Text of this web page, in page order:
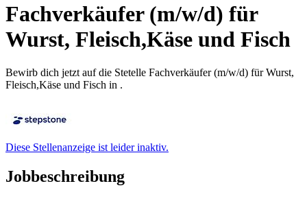
Fachverkäufer (m/w/d) für
Wurst, Fleisch,Käse und Fisch
Bewirb dich jetzt auf die Stetelle Fachverkäufer (m/w/d) für Wurst,
Fleisch,Käse und Fisch in .
Diese Stellenanzeige ist leider inaktiv.
Jobbeschreibung